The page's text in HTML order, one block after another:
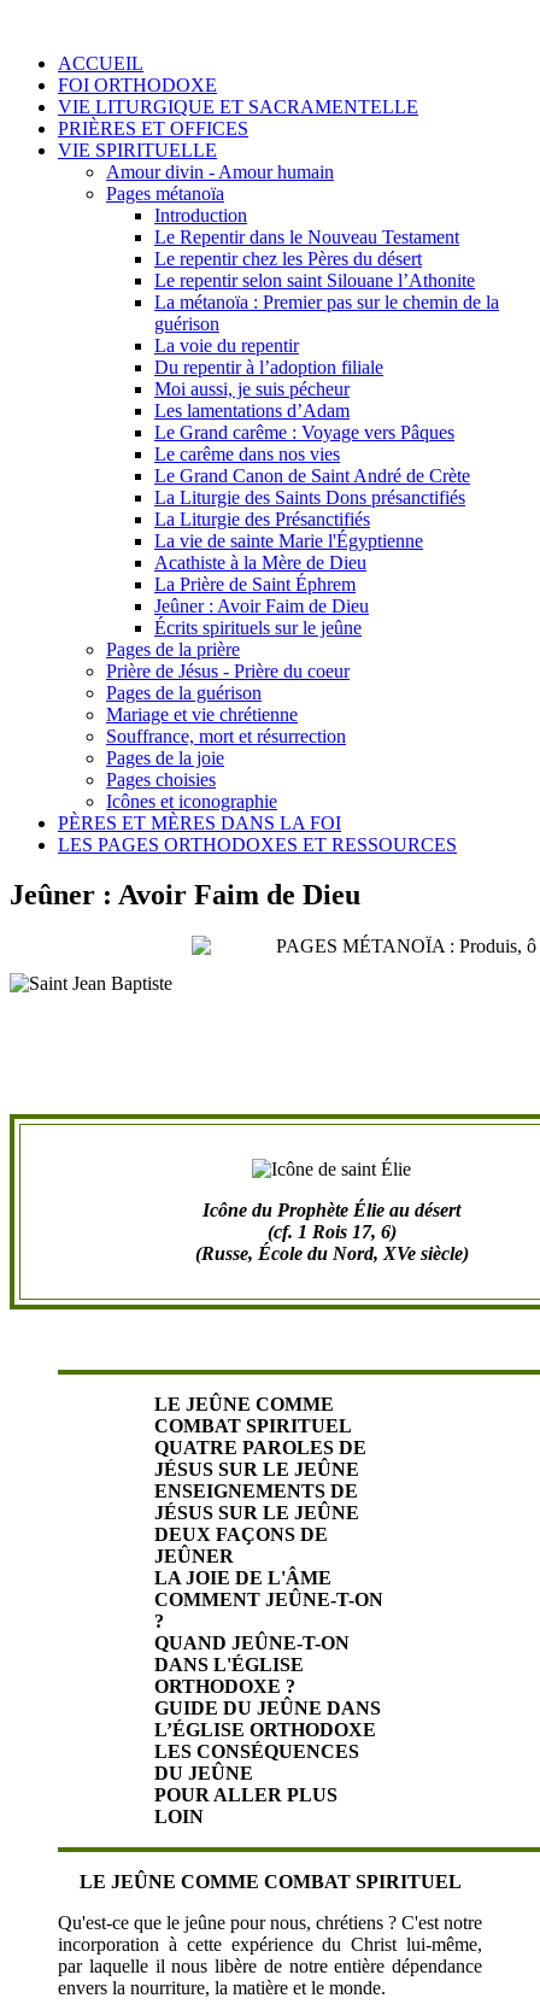
ACCUEIL
FOI ORTHODOXE
VIE LITURGIQUE ET SACRAMENTELLE
PRIÈRES ET OFFICES
VIE SPIRITUELLE
Amour divin - Amour humain
Pages métanoïa
Introduction
Le Repentir dans le Nouveau Testament
Le repentir chez les Pères du désert
Le repentir selon saint Silouane l’Athonite
La métanoïa : Premier pas sur le chemin de la
guérison
La voie du repentir
Du repentir à l’adoption filiale
Moi aussi, je suis pécheur
Les lamentations d’Adam
Le Grand carême : Voyage vers Pâques
Le carême dans nos vies
Le Grand Canon de Saint André de Crète
La Liturgie des Saints Dons présanctifiés
La Liturgie des Présanctifiés
La vie de sainte Marie l'Égyptienne
Acathiste à la Mère de Dieu
La Prière de Saint Éphrem
Jeûner : Avoir Faim de Dieu
Écrits spirituels sur le jeûne
Pages de la prière
Prière de Jésus - Prière du coeur
Pages de la guérison
Mariage et vie chrétienne
Souffrance, mort et résurrection
Pages de la joie
Pages choisies
Icônes et iconographie
PÈRES ET MÈRES DANS LA FOI
LES PAGES ORTHODOXES ET RESSOURCES
Jeûner : Avoir Faim de Dieu
Icône du Prophète Élie au désert
(cf. 1 Rois 17, 6)
(Russe, École du Nord, XVe siècle)
LE JEÛNE COMME
COMBAT SPIRITUEL
QUATRE PAROLES DE
JÉSUS SUR LE JEÛNE
ENSEIGNEMENTS DE
JÉSUS SUR LE JEÛNE
DEUX FAÇONS DE
JEÛNER
LA JOIE DE L'ÂME
COMMENT JEÛNE-T-ON
?
QUAND JEÛNE-T-ON
DANS L'ÉGLISE
ORTHODOXE ?
GUIDE DU JEÛNE DANS
L’ÉGLISE ORTHODOXE
LES CONSÉQUENCES
DU JEÛNE
POUR ALLER PLUS
LOIN
LE JEÛNE COMME COMBAT SPIRITUEL
Qu'est-ce que le jeûne pour nous, chrétiens ? C'est notre
incorporation à cette expérience du Christ lui-même,
par laquelle il nous libère de notre entière dépendance
envers la nourriture, la matière et le monde.